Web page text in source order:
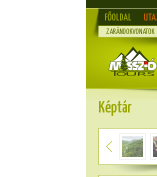
FŐOLDAL
ZARÁNDOKVONATOK
Képtár